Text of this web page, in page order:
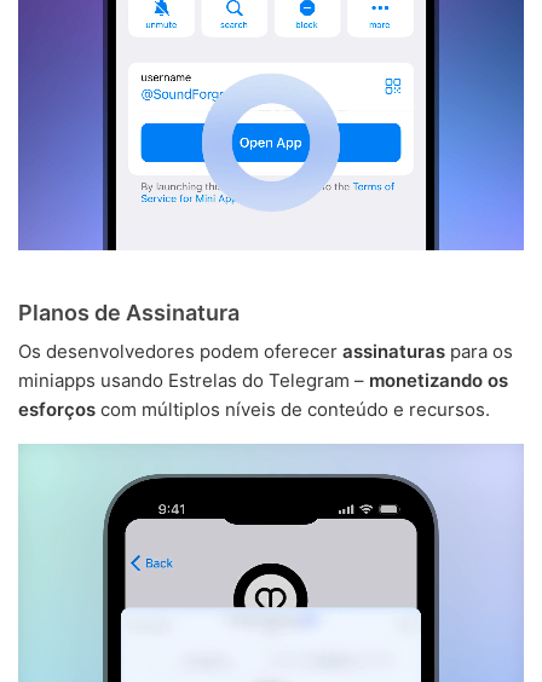
Planos de Assinatura
Os desenvolvedores podem oferecer assinaturas para os
miniapps usando Estrelas do Telegram – monetizando os
esforços com múltiplos níveis de conteúdo e recursos.